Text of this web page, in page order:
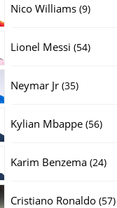
Nico Williams 99
Lionel Messi 5454
Neymar Jr 3535
Kylian Mbappe 5656
Karim Benzema 2424
Cristiano Ronaldo 5757